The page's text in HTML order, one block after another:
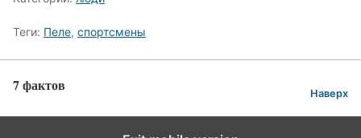
Теги: Пеле, спортсмены
7 фактов Наверх